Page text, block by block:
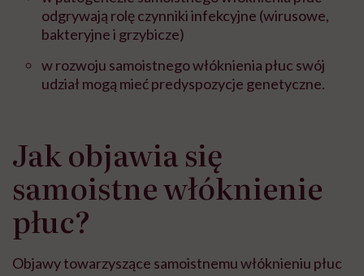
odgrywają rolę czynniki infekcyjne (wirusowe,
bakteryjne i grzybicze)
w rozwoju samoistnego włóknienia płuc swój
udział mogą mieć predyspozycje genetyczne.
Jak objawia się
samoistne włóknienie
płuc?
Objawy towarzyszące samoistnemu włóknieniu płuc